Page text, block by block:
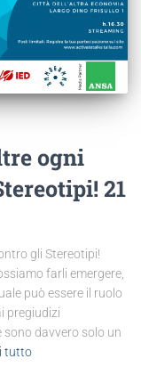
ogni
21
gli Stereotipi!
farli emergere,
può essere il ruolo
pregiudizi
sono davvero solo un
tutto